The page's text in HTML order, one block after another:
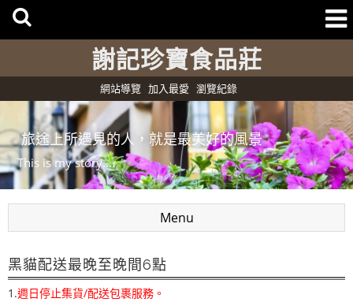
謝記珍寶食品莊
網站導覽 加入最愛 瀏覽紀錄
旅途上所遇見的人，就是最美好的風景
This is my story....
Menu
黑貓配送最晚至晚間6點
1.週日停止集貨/配送包裹服務。